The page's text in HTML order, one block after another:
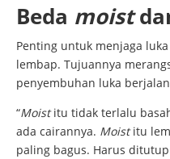
Beda moist
Penting untuk menjaga
lembap. Tujuannya
penyembuhan luka
“Moistitu tidak terlalu
ada cairannya. Moistitu
paling bagus. Harus